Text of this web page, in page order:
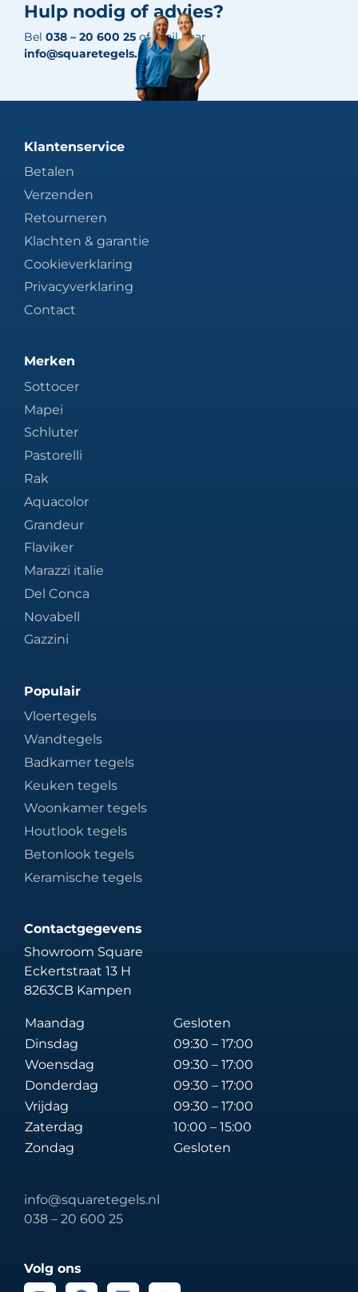
Hulp nodig of advies?
Bel 038 – 20 600 25 of mail naar
info@squaretegels.nl
Klantenservice
Betalen
Verzenden
Retourneren
Klachten & garantie
Cookieverklaring
Privacyverklaring
Contact
Merken
Sottocer
Mapei
Schluter
Pastorelli
Rak
Aquacolor
Grandeur
Flaviker
Marazzi italie
Del Conca
Novabell
Gazzini
Populair
Vloertegels
Wandtegels
Badkamer tegels
Keuken tegels
Woonkamer tegels
Houtlook tegels
Betonlook tegels
Keramische tegels
Contactgegevens
Showroom Square
Eckertstraat 13 H
8263CB Kampen
Maandag
Gesloten
Dinsdag
09:30 – 17:00
Woensdag
09:30 – 17:00
Donderdag
09:30 – 17:00
Vrijdag
09:30 – 17:00
Zaterdag
10:00 – 15:00
Zondag
Gesloten
info@squaretegels.nl
038 – 20 600 25
Volg ons